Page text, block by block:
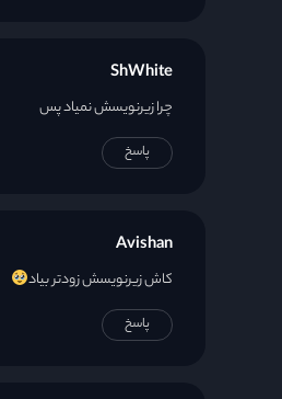
ShWhite
چرا زیرنویسش نمیاد پس
پاسخ
Avishan
کاش زیرنویسش زودتر بیاد
پاسخ